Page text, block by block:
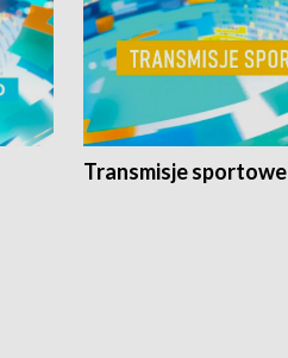
Transmisje sportowe